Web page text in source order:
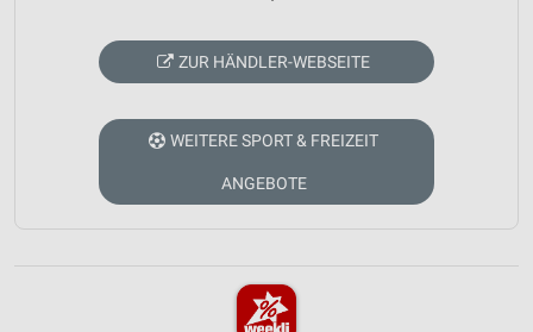
ZUR HÄNDLER-WEBSEITE
WEITERE SPORT & FREIZEIT
ANGEBOTE